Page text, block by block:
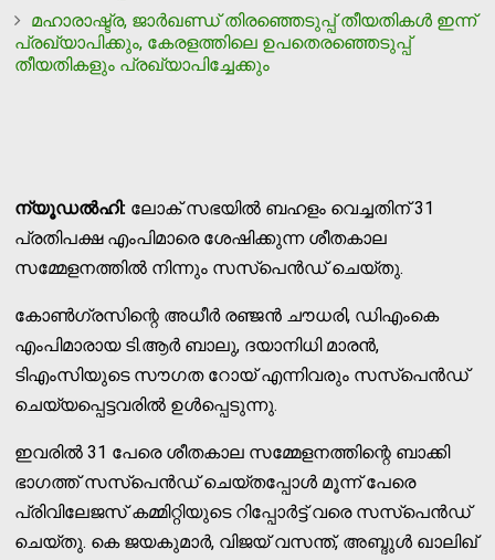
മഹാരാഷ്ട്ര, ജാര്‍ഖണ്ഡ് തിരഞ്ഞെടുപ്പ് തീയതികള്‍ ഇന്ന്
പ്രഖ്യാപിക്കും, കേരളത്തിലെ ഉപതെരഞ്ഞെടുപ്പ്
തീയതികളും പ്രഖ്യാപിച്ചേക്കും
ന്യൂഡല്‍ഹി: ലോക് സഭയില്‍ ബഹളം വെച്ചതിന് 31
പ്രതിപക്ഷ എംപിമാരെ ശേഷിക്കുന്ന ശീതകാല
സമ്മേളനത്തില്‍ നിന്നും സസ്‌പെന്‍ഡ് ചെയ്തു.
കോണ്‍ഗ്രസിന്റെ അധീര്‍ രഞ്ജന്‍ ചൗധരി, ഡിഎംകെ
എംപിമാരായ ടി.ആര്‍ ബാലു, ദയാനിധി മാരന്‍,
ടിഎംസിയുടെ സൗഗത റോയ് എന്നിവരും സസ്പെന്‍ഡ്
ചെയ്യപ്പെട്ടവരില്‍ ഉള്‍പ്പെടുന്നു.
ഇവരില്‍ 31 പേരെ ശീതകാല സമ്മേളനത്തിന്റെ ബാക്കി
ഭാഗത്ത് സസ്പെന്‍ഡ് ചെയ്തപ്പോള്‍ മൂന്ന് പേരെ
പ്രിവിലേജസ് കമ്മിറ്റിയുടെ റിപ്പോര്‍ട്ട് വരെ സസ്‌പെന്‍ഡ്
ചെയ്തു. കെ ജയകുമാര്‍, വിജയ് വസന്ത്, അബ്ദുള്‍ ഖാലിഖ്